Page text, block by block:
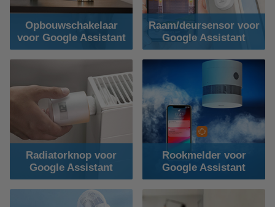
Opbouwschakelaar
voor Google Assistant
Raam/deursensor voor
Google Assistant
Radiatorknop voor
Google Assistant
Rookmelder voor
Google Assistant